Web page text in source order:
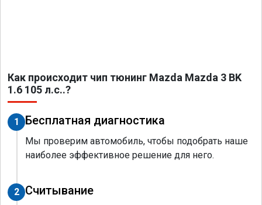
Как происходит чип тюнинг Mazda Mazda 3 BK
1.6 105 л.с..?
1 Бесплатная диагностика
Мы проверим автомобиль, чтобы подобрать наше
наиболее эффективное решение для него.
2 Считывание